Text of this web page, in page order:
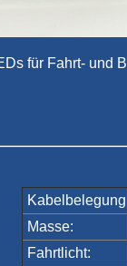
für Fahrt-
Kabelbelegung
Masse:
Fahrtlicht: